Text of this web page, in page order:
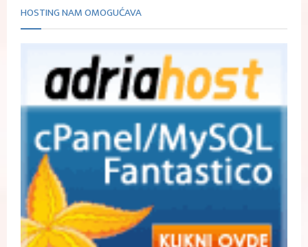
HOSTING NAM OMOGUĆAVA